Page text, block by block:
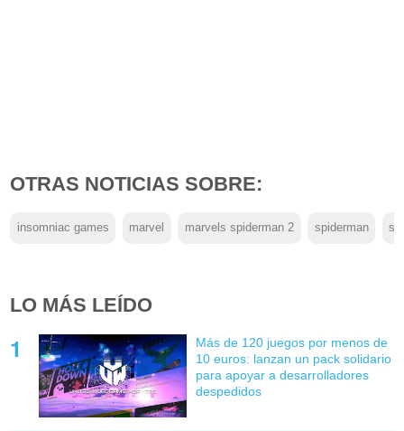
OTRAS NOTICIAS SOBRE:
insomniac games marvel marvels spiderman 2 spiderman
LO MÁS LEÍDO
Más de 120 juegos por menos de
10 euros: lanzan un pack solidario
para apoyar a desarrolladores
despedidos